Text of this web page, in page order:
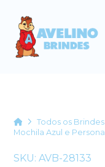
HomeTodos os Brindes
Mochila Azul e
SKU: AVB-28133